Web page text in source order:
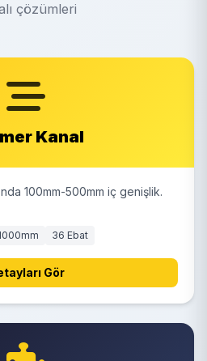
çözümleri
Kanal
100mm-500mm iç genişlik.
36 Ebat
Gör